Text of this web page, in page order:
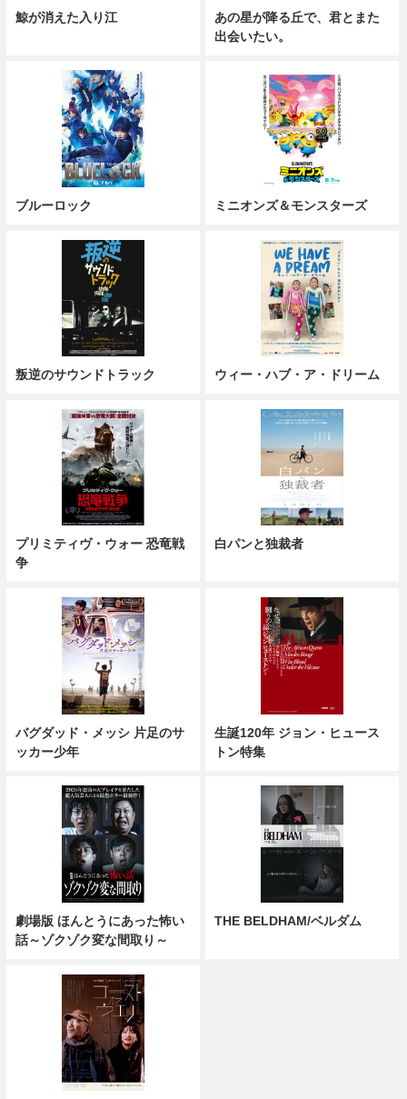
鯨が消えた入り江
あの星が降る丘で、君とまた
出会いたい。
ブルーロック ミニオンズ＆モンスターズ
叛逆のサウンドトラック ウィー・ハブ・ア・ドリーム
プリミティヴ・ウォー 恐竜戦
争
白パンと独裁者
バグダッド・メッシ 片足のサ
ッカー少年
生誕120年 ジョン・ヒュース
トン特集
劇場版 ほんとうにあった怖い
話～ゾクゾク変な間取り～
THE BELDHAM/ベルダム